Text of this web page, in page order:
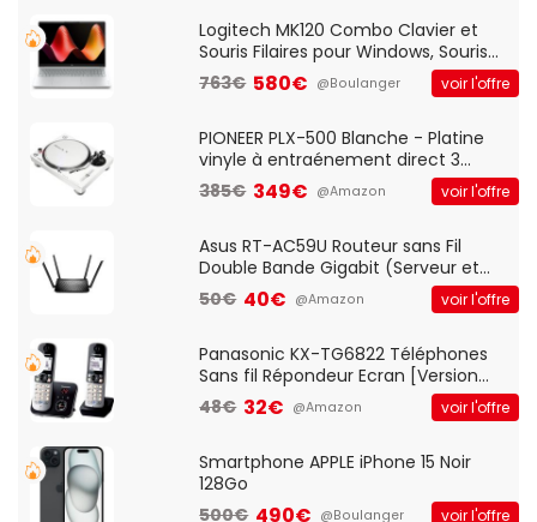
QWERTY UK - Noir
Logitech MK120 Combo Clavier et
Souris Filaires pour Windows, Souris
Optique Filaire, Connexion USB Plug
And Play, Confortable, Taille
QWERTY UK - Noir
763€ 580€ @Boulanger voir l'offre
PIONEER PLX-500 Blanche - Platine
vinyle à entraénement direct 3
vitesses (33-45-78 trs/min) avec
pre-ampli intégré et port USB
385€ 349€ @Amazon voir l'offre
Asus RT-AC59U Routeur sans Fil
Double Bande Gigabit (Serveur et
Client VPN, Triple Vlan, Mode Point
d'accès et Bridge, contrôle Parental,
50€ 40€ @Amazon voir l'offre
Panasonic KX-TG6822 Téléphones
Sans fil Répondeur Ecran [Version
Française]
48€ 32€ @Amazon voir l'offre
Smartphone APPLE iPhone 15 Noir
128Go
500€ 490€ @Boulanger voir l'offre